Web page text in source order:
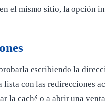
el mismo sitio, la opción
escribiendo la
lista con las redirecciones
la caché o a abrir una